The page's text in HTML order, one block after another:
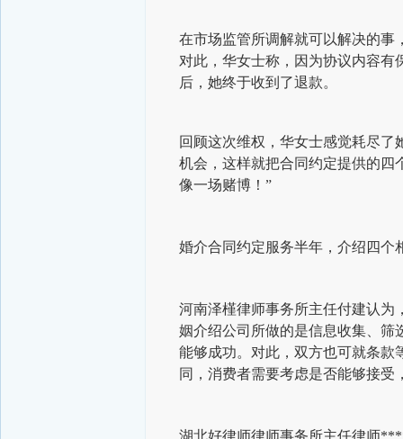
在市场监管所调解就可以解决的事
对此，华女士称，因为协议内容有
后，她终于收到了退款。
回顾这次维权，华女士感觉耗尽
机会，这样就把合同约定提供的四
像一场赌博！”
婚介合同约定服务半年，介绍四个
河南泽槿律师事务所主任付建认为
姻介绍公司所做的是信息收集、筛
能够成功。对此，双方也可就条款
同，消费者需要考虑是否能够接
湖北好律师律师事务所主任律师